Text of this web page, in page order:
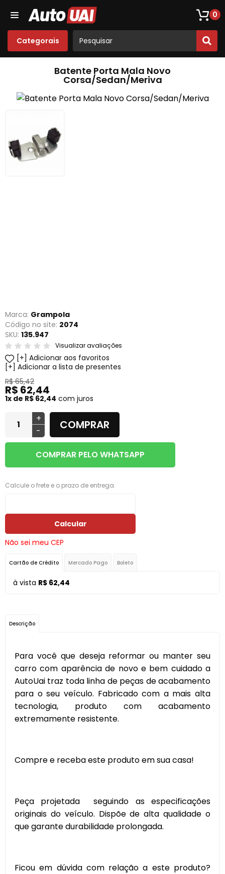
0
Categorais
Loja De Peças De Fusca Som
Batente Porta Mala Novo
Corsa/Sedan/Meriva
Marca: Grampola
Código no site: 2074
SKU: 135.947
Visualizar avaliações
Adicionar aos favoritos
Adicionar a lista de presentes
R$ 65,42
R$ 62,44
1x de R$ 62,44 com juros
+
-
COMPRAR
COMPRAR PELO WHATSAPP
Calcule o frete e o prazo de entrega.
Calcular
Não sei meu CEP
Cartão de Crédito Mercado Pago Boleto
à vista R$ 62,44
Descrição
Para você que deseja reformar ou manter seu
carro com aparência de novo e bem cuidado a
AutoUai traz toda linha de peças de acabamento
para o seu veículo. Fabricado com a mais alta
tecnologia, produto com acabamento
extremamente resistente.
Compre e receba este produto em sua casa!
Peça projetada seguindo as especificações
originais do veículo. Dispõe de alta qualidade o
que garante durabilidade prolongada.
Ficou em dúvida com relação a este produto?